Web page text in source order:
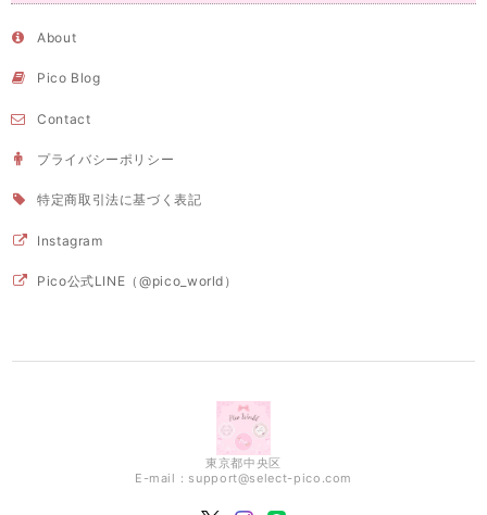
About
Pico Blog
Contact
プライバシーポリシー
特定商取引法に基づく表記
Instagram
Pico公式LINE（@pico_world）
東京都中央区
E-mail： support@select-pico.com